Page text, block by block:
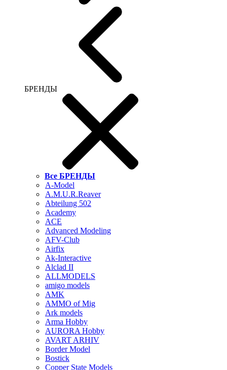
БРЕНДЫ
Все БРЕНДЫ
A-Model
A.M.U.R.Reaver
Abteilung 502
Academy
ACE
Advanced Modeling
AFV-Club
Airfix
Ak-Interactive
Alclad II
ALLMODELS
amigo models
AMK
AMMO of Mig
Ark models
Arma Hobby
AURORA Hobby
AVART ARHIV
Border Model
Bostick
Copper State Models